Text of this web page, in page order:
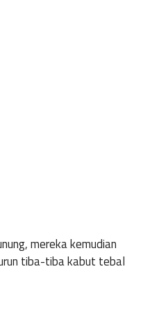
mereka kemudian
tiba-tiba kabut tebal